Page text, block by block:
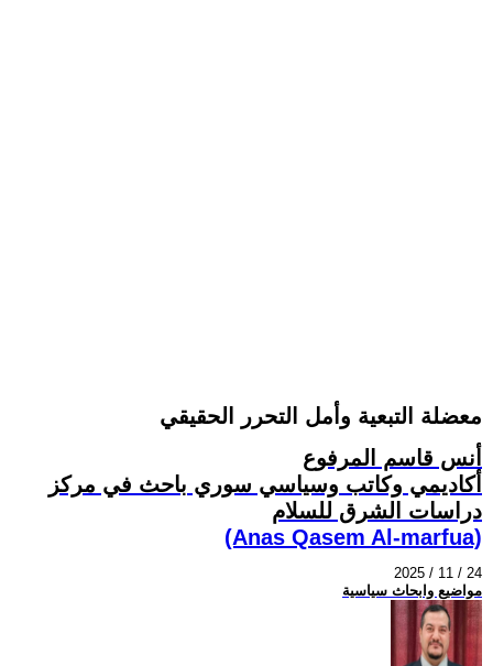
معضلة التبعية وأمل التحرر الحقيقي
أنس قاسم المرفوع
أكاديمي وكاتب وسياسي سوري باحث في مركز
دراسات الشرق للسلام
(Anas Qasem Al-marfua)
2025 / 11 / 24
مواضيع وابحاث سياسية